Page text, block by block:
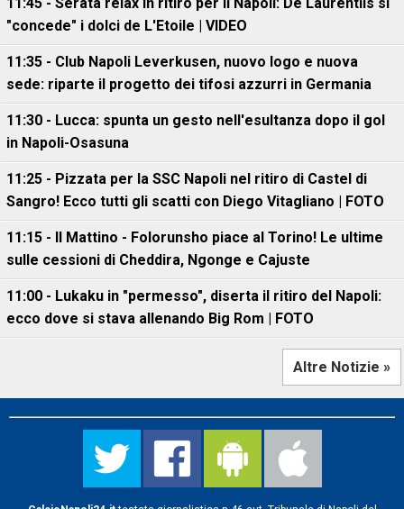
"concede" i dolci de L'Etoile | VIDEO
11:35 - Club Napoli Leverkusen, nuovo logo e nuova
sede: riparte il progetto dei tifosi azzurri in Germania
11:30 - Lucca: spunta un gesto nell'esultanza dopo il gol
in Napoli-Osasuna
11:25 - Pizzata per la SSC Napoli nel ritiro di Castel di
Sangro! Ecco tutti gli scatti con Diego Vitagliano | FOTO
11:15 - Il Mattino - Folorunsho piace al Torino! Le ultime
sulle cessioni di Cheddira, Ngonge e Cajuste
11:00 - Lukaku in "permesso", diserta il ritiro del Napoli:
ecco dove si stava allenando Big Rom | FOTO
Altre Notizie »